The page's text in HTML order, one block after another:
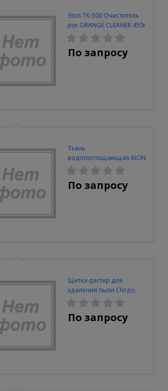
3ton TK-500 Очиститель
рук ORANGE CLEANER 450г
По запросу
Ткань
водопоглощающая AION
Plas Senu, в тубе, 43х23 см,
голубая
По запросу
Щетка-дастер для
удаления пыли Clingo,
длина 49 см, синий
По запросу